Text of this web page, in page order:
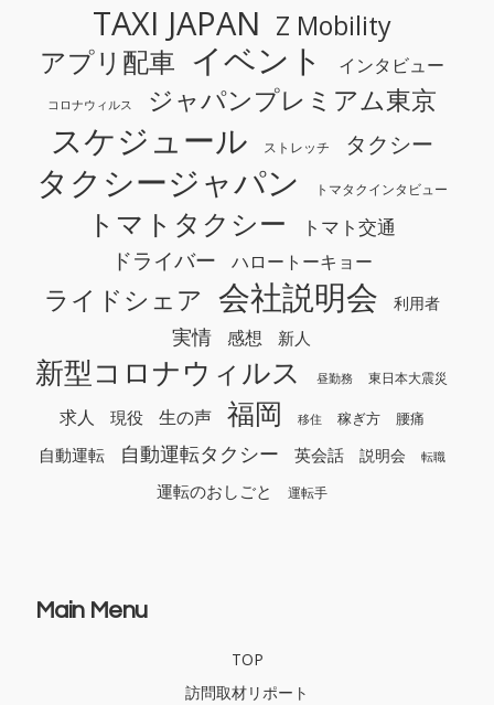
TAXI JAPAN Z Mobility
アプリ配車 イベント インタビュー
コロナウィルス ジャパンプレミアム東京
スケジュール ストレッチ タクシー
タクシージャパン トマタクインタビュー
トマトタクシー トマト交通
ドライバー ハロートーキョー
ライドシェア 会社説明会 利用者
実情 感想 新人
新型コロナウィルス 昼勤務 東日本大震災
求人 現役 生の声 福岡 移住 稼ぎ方 腰痛
自動運転 自動運転タクシー 英会話 説明会 転職
運転のおしごと 運転手
Main Menu
TOP
訪問取材リポート